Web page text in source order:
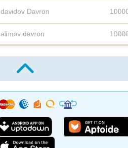
davidov Davron
alimov davron